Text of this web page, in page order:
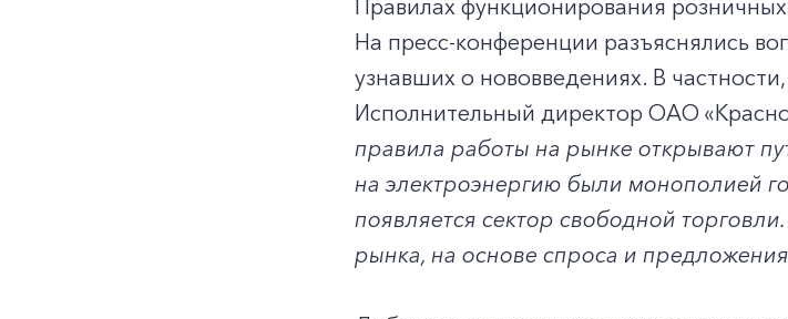
Правилах функционирования
На пресс-конференции разъяснялись
узнавших о нововведениях. В
Исполнительный директор ОАО
правила работы на рынке открывают
на электроэнергию были монополией
появляется сектор свободной
рынка, на основе спроса и